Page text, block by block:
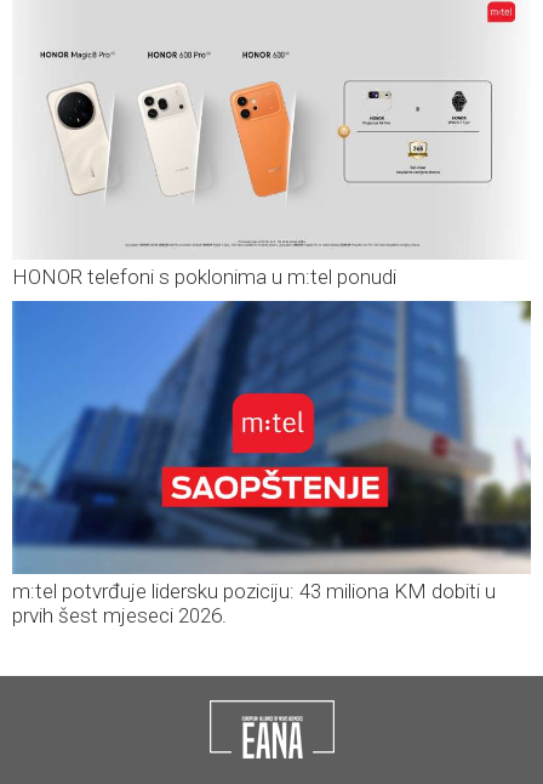
HONOR telefoni s poklonima u m:tel ponudi
m:tel potvrđuje lidersku poziciju: 43 miliona KM dobiti u
prvih šest mjeseci 2026.